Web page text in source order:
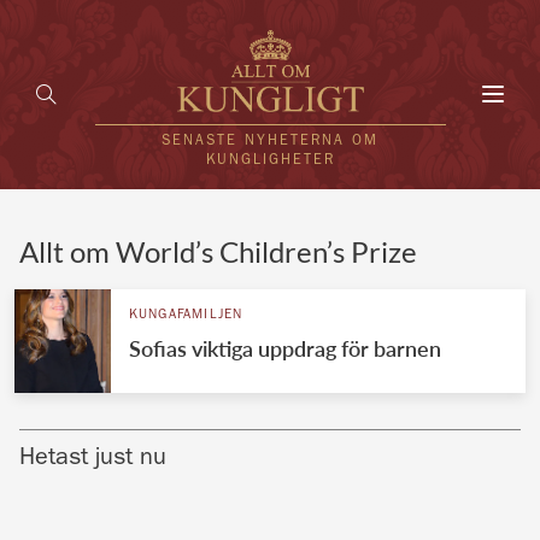
SENASTE NYHETERNA OM
KUNGLIGHETER
UTLÄNDSKT
VÄRLDENS KUNGAHUS
Allt om World’s Children’s Prize
KUNGAFAMILJEN
Sofias viktiga uppdrag för barnen
Hetast just nu